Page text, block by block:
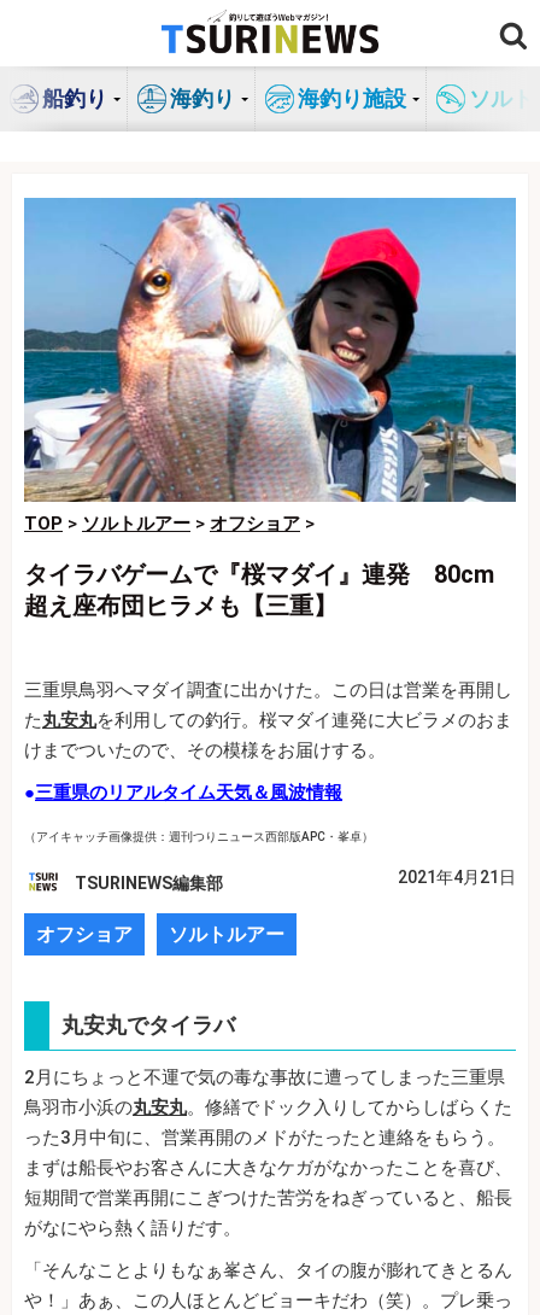
ン
船釣り 海釣り 海釣り施設 ソル
TOP > ソルトルアー > オフショア >
タイラバゲームで『桜マダイ』連発 80cm
超え座布団ヒラメも【三重】
三重県鳥羽へマダイ調査に出かけた。この日は営業を再開し
た丸安丸を利用しての釣行。桜マダイ連発に大ビラメのおま
けまでついたので、その模様をお届けする。
●三重県のリアルタイム天気＆風波情報
（アイキャッチ画像提供：週刊つりニュース西部版APC・峯卓）
TSURINEWS編集部 2021年4月21日
オフショア ソルトルアー
丸安丸でタイラバ
2月にちょっと不運で気の毒な事故に遭ってしまった三重県
鳥羽市小浜の丸安丸。修繕でドック入りしてからしばらくた
った3月中旬に、営業再開のメドがたったと連絡をもらう。
まずは船長やお客さんに大きなケガがなかったことを喜び、
短期間で営業再開にこぎつけた苦労をねぎっていると、船長
がなにやら熱く語りだす。
「そんなことよりもなぁ峯さん、タイの腹が膨れてきとるん
や！」あぁ、この人ほとんどビョーキだわ（笑）。プレ乗っ